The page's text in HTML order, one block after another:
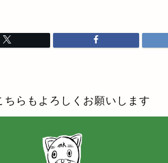
ちらもよろしくお願いします